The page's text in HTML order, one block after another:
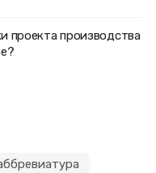
проекта производства